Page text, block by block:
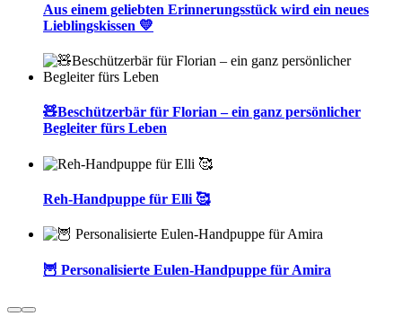
Aus einem geliebten Erinnerungsstück wird ein neues
Lieblingskissen 💛
🧸Beschützerbär für Florian – ein ganz persönlicher
Begleiter fürs Leben
Reh-Handpuppe für Elli 🥰
🦉 Personalisierte Eulen-Handpuppe für Amira